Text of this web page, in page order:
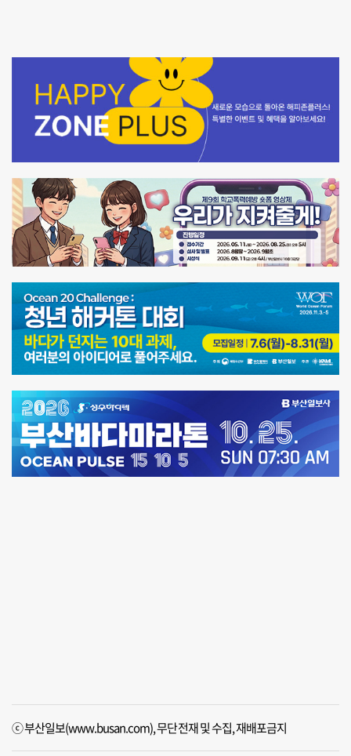
ⓒ 부산일보(www.busan.com), 무단전재 및 수집, 재배포금지